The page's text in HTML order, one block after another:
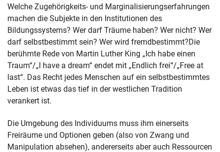
Welche Zugehörigkeits- und Marginalisierungserfahrungen
machen die Subjekte in den Institutionen des
Bildungssystems? Wer darf Träume haben? Wer nicht? Wer
darf selbstbestimmt sein? Wer wird fremdbestimmt?Die
berühmte Rede von Martin Luther King „Ich habe einen
Traum“/„I have a dream“ endet mit „Endlich frei“/„Free at
last“. Das Recht jedes Menschen auf ein selbstbestimmtes
Leben ist etwas das tief in der westlichen Tradition
verankert ist.
Die Umgebung des Individuums muss ihm einerseits
Freiräume und Optionen geben (also von Zwang und
Manipulation absehen), andererseits aber auch Ressourcen